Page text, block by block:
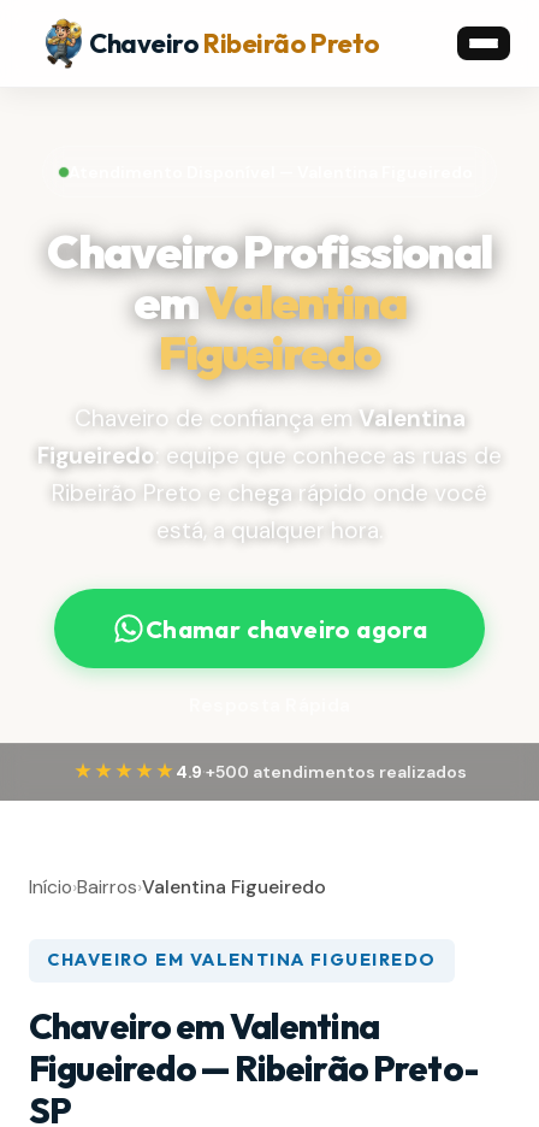
ChaveiroRibeirão Preto
Atendimento Disponível — Valentina Figueiredo
Chaveiro Profissional
emValentina
Figueiredo
Chaveiro de confiança em Valentina
Figueiredo: equipe que conhece as ruas de
Ribeirão Preto e chega rápido onde você
está, a qualquer hora.
Chamar chaveiro agora
★★★★★ 4.9·+500 atendimentos realizados
Início›Bairros›Valentina Figueiredo
CHAVEIRO EM VALENTINA FIGUEIREDO
Chaveiro em Valentina
Figueiredo — Ribeirão Preto-
SP